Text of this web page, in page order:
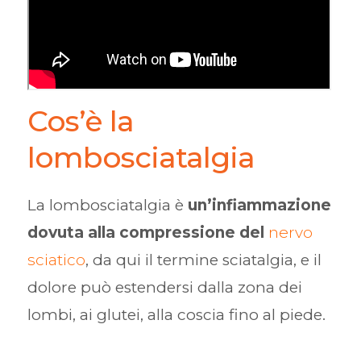
Cos’è la
lombosciatalgia
La lombosciatalgia è un’infiammazione
dovuta alla compressione del nervo
sciatico, da qui il termine sciatalgia, e il
dolore può estendersi dalla zona dei
lombi, ai glutei, alla coscia fino al piede.